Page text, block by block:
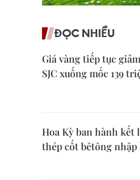
ĐỌC NHIỀU
Giá vàng tiếp tục
SJC xuống mốc 139
Hoa Kỳ ban hành kết
thép cốt bêtông nhập